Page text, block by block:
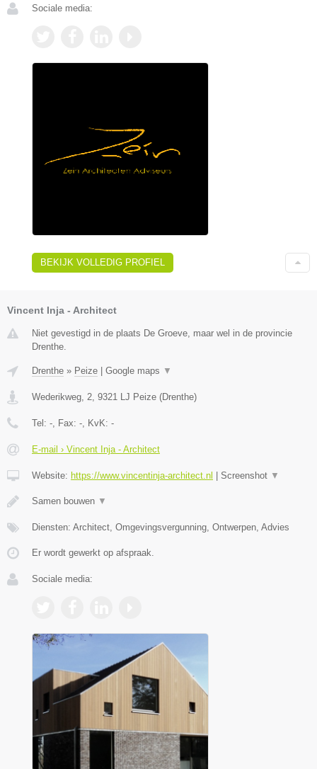
Sociale media:
BEKIJK VOLLEDIG PROFIEL
Vincent Inja - Architect
Niet gevestigd in de plaats De Groeve, maar wel in de provincie
Drenthe.
Drenthe » Peize Google maps ▼
Wederikweg, 2 9321 LJ Peize (Drenthe)
Tel: - , Fax: - , KvK: -
E-mail › Vincent Inja - Architect
Website: https://www.vincentinja-architect.nl Screenshot ▼
Samen bouwen ▼
Diensten: Architect, Omgevingsvergunning, Ontwerpen, Advies
Er wordt gewerkt op afspraak.
Sociale media: